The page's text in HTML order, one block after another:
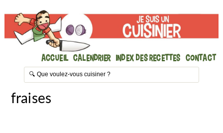
Accueil Calendrier Index des recettes Contact
fraises